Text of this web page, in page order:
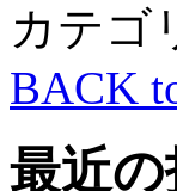
カテゴ
BACK
最近